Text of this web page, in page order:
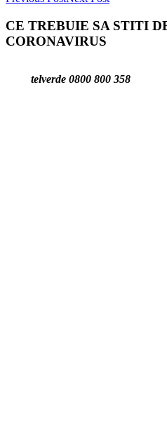
CE TREBUIE SA STITI
CORONAVIRUS
telverde 0800 800 358